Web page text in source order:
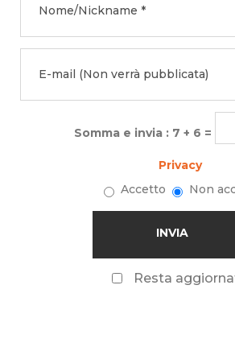
Somma e invia : 7 + 6 =
Privacy
Accetto
Non
Resta